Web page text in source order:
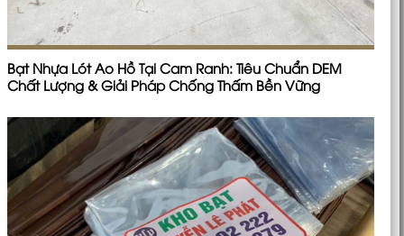
Bạt Nhựa Lót Ao Hồ Tại Cam Ranh: Tiêu Chuẩn DEM
Chất Lượng & Giải Pháp Chống Thấm Bền Vững